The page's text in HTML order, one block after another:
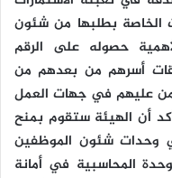
الخاصة بطلبها من شئون
حصوله على الرقم
أسرهم من بعدهم من
عليهم في جهات العمل
أن الهيئة ستقوم بمنح
وحدات شئون الموظفين
المحاسبية في أمانة